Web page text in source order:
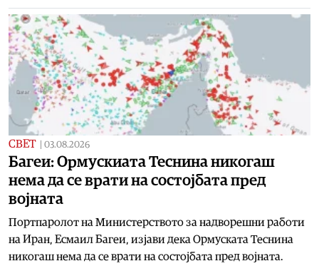
СВЕТ 03.08.2026
Багеи: Ормускиата Теснина никогаш
нема да се врати на состојбата пред
војната
Портпаролот на Министерството за надворешни работи
на Иран, Есмаил Багеи, изјави дека Ормуската Теснина
никогаш нема да се врати на состојбата пред војната.